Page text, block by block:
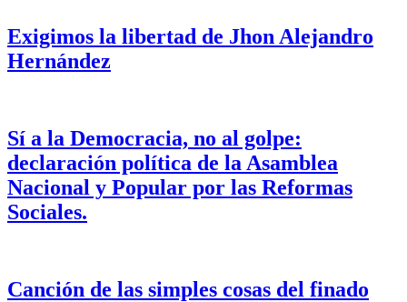
Exigimos la libertad de Jhon Alejandro
Hernández
Sí a la Democracia, no al golpe:
declaración política de la Asamblea
Nacional y Popular por las Reformas
Sociales.
Canción de las simples cosas del finado